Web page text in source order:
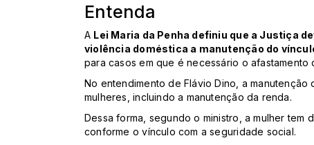
Entenda
A Lei Maria da Penha definiu que a Justiça
violência doméstica a manutenção do
para casos em que é necessário o afastamento
No entendimento de Flávio Dino, a
mulheres, incluindo a manutenção da renda.
Dessa forma, segundo o ministro, a mulher tem
conforme o vínculo com a seguridade social.